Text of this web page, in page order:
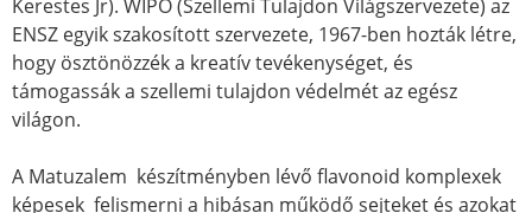
Kerestes Jr). WIPO (Szellemi Tulajdon Világszervezete) az
ENSZ egyik szakosított szervezete, 1967-ben hozták létre,
hogy ösztönözzék a kreatív tevékenységet, és
támogassák a szellemi tulajdon védelmét az egész
világon.
A Matuzalem készítményben lévő flavonoid komplexek
képesek felismerni a hibásan működő sejteket és azokat